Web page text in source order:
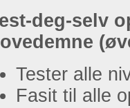
deg-selv
Tester alle
Fasit til alle